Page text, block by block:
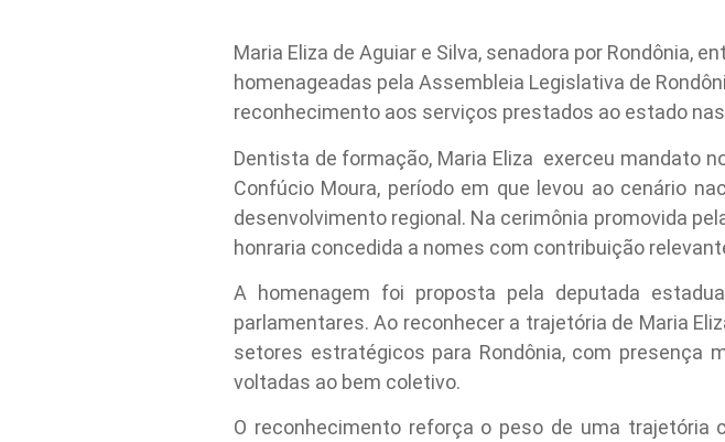
Maria Eliza de Aguiar e Silva, senadora por Rondônia,
homenageadas pela Assembleia Legislativa de
reconhecimento aos serviços prestados ao estado
Dentista de formação, Maria Eliza exerceu mandato
Confúcio Moura, período em que levou ao cenário
desenvolvimento regional. Na cerimônia promovida
honraria concedida a nomes com contribuição
A homenagem foi proposta pela deputada
parlamentares. Ao reconhecer a trajetória de Maria
setores estratégicos para Rondônia, com presença
voltadas ao bem coletivo.
O reconhecimento reforça o peso de uma